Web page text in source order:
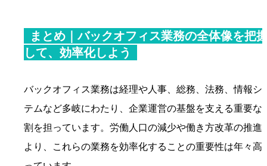
まとめ｜バックオフィス業務の全体像を把
して、効率化しよう
バックオフィス業務は経理や人事、総務、法務、情報シ
テムなど多岐にわたり、企業運営の基盤を支える重要な
割を担っています。労働人口の減少や働き方改革の推進
より、これらの業務を効率化することの重要性は年々高